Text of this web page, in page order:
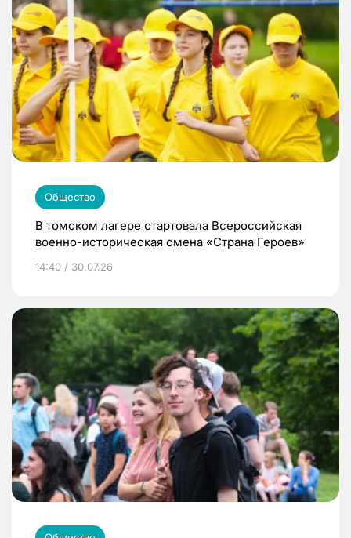
Общество
В томском лагере стартовала Всероссийская
военно-историческая смена «Страна Героев»
14:40 / 30.07.26